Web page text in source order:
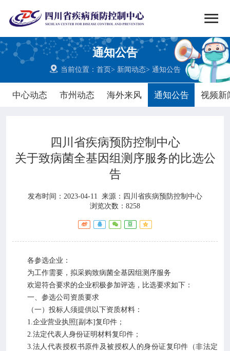

通知公告
 当前位置：首页> 新闻动态>通知公告
中心动态 市州动态 海外来风 通知公告 视频新

网站首页
中心概况 

科研培训 
科普园地
学术期刊
四川省疾病预防控制中心
关于致病菌全基因组测序服务的比选公
告
发布时间：2023-04-11 来源： 四川省疾病预防控制中心
浏览次数：8258
各参选企业：
为工作需要，拟采购致病菌全基因组测序服务
欢迎符合要求的企业积极参加评选，比选要求如下：
一、参选公司资质要求
（一）投标人须提供以下资质材料：
1.企业营业执照[副本]复印件；
2.法定代表人身份证明材料复印件；
3.法人代表授权书原件及被授权人的身份证复印件（非法定